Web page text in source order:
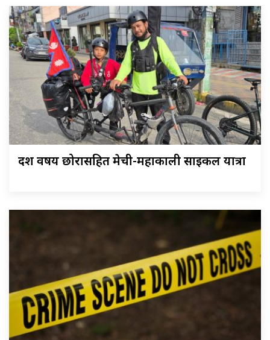
दश वर्षीय छोरासहित मेची-महाकाली साइकल यात्रा